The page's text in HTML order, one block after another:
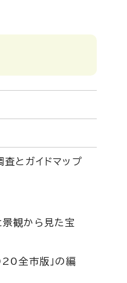
査とガイドマップ
観から見た宝
全市版」の編